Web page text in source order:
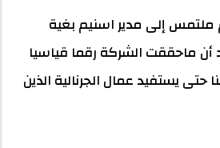
ملتمس إلى مدير اسنيم بغية
ماحققت الشركة رقما قياسيا
مليون طنا حتى يستفيد عمال الجرنالية الذين